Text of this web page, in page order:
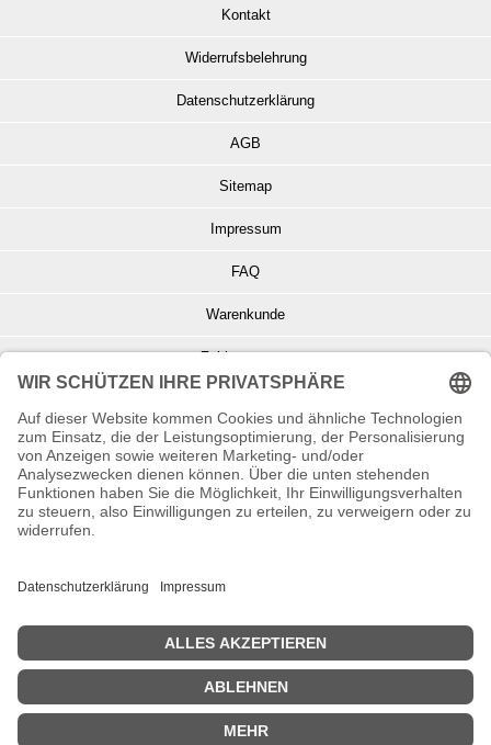
Kontakt
Widerrufsbelehrung
Datenschutzerklärung
AGB
Sitemap
Impressum
FAQ
Warenkunde
Zahlungsarten
Info zu Elektro- u. Elektronikgeräten
Batterieentsorgung
Informationen zur Echtheit von Kundenbewertungen
© Copyright 2026 Wohnambiente-Shop